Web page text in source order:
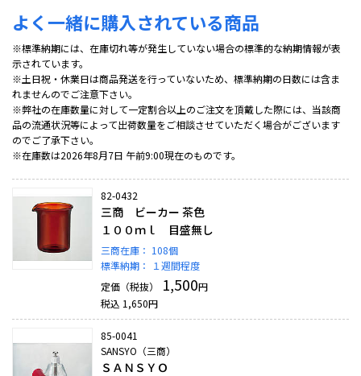
よく一緒に購入されている商品
※標準納期には、在庫切れ等が発生していない場合の標準的な納期情報が表
示されています。
※土日祝・休業日は商品発送を行っていないため、標準納期の日数には含ま
れませんのでご注意下さい。
※弊社の在庫数量に対して一定割合以上のご注文を頂戴した際には、当該商
品の流通状況等によって出荷数量をご相談させていただく場合がございます
のでご了承下さい。
※在庫数は2026年8月7日 午前9:00現在のものです。
82-0432
三商 ビーカー 茶色
１００ｍｌ 目盛無し
三商在庫： 108個
標準納期：
１週間程度
定価（税抜）
1,500円
税込 1,650円
85-0041
SANSYO（三商）
ＳＡＮＳＹＯ